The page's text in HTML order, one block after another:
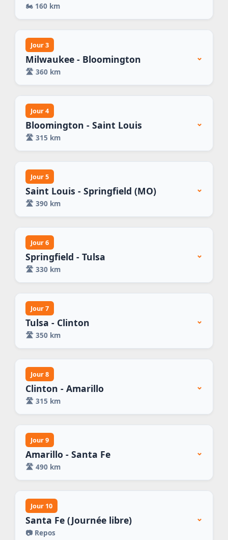
🏍️ 160 km
Jour 3
Milwaukee - Bloomington
🛣️ 360 km
⌄
Jour 4
Bloomington - Saint Louis
🛣️ 315 km
⌄
Jour 5
Saint Louis - Springfield (MO)
🛣️ 390 km
⌄
Jour 6
Springfield - Tulsa
🛣️ 330 km
⌄
Jour 7
Tulsa - Clinton
🛣️ 350 km
⌄
Jour 8
Clinton - Amarillo
🛣️ 315 km
⌄
Jour 9
Amarillo - Santa Fe
🛣️ 490 km
⌄
Jour 10
Santa Fe (Journée libre)
📷 Repos
⌄